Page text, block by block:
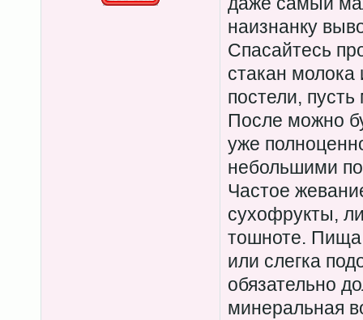
наизнанку
Спасайтесь
стакан
постели,
После можно
уже
небольшими
Частое
сухофрукты,
тошноте.
или слегка
обязательно
минеральная